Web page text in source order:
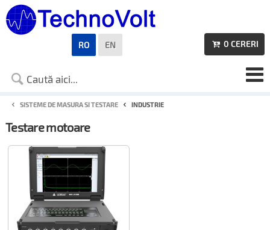

0 CERERI
SISTEME DE MASURA SI TESTARE INDUSTRIE
Testare motoare
RO EN